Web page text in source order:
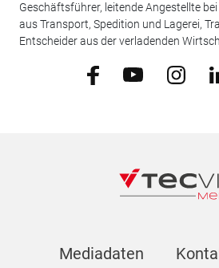
Geschäftsführer, leitende Angestellte
aus Transport, Spedition und Lagerei,
Entscheider aus der verladenden
Mediadaten